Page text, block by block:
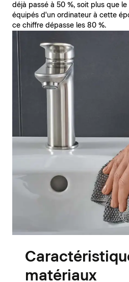
déjà passé à 50 %, soit plus que
équipés d'un ordinateur à cette
ce chiffre dépasse les 80 %.
matériaux